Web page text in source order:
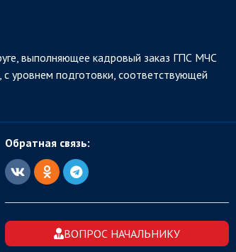
выполняющее кадровый заказ ГПС МЧС
уровнем подготовки, соответствующей
Обратная связь:
ВОПРОС НАЧАЛЬНИКУ